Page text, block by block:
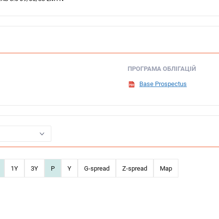
ПРОГРАМА ОБЛІГАЦІЙ
Base Prospectus
1Y 3Y P Y G-spread Z-spread Map